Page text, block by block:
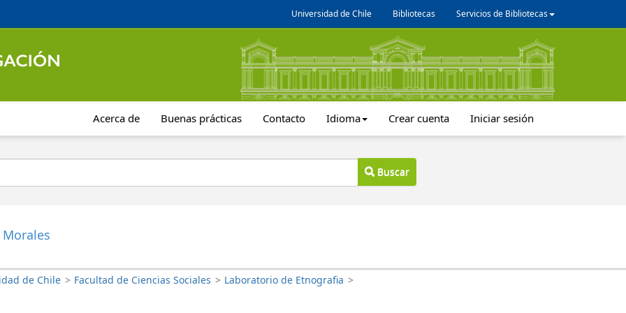
Universidad de Chile Bibliotecas Servicios de Bibliotecas
Acerca de Buenas prácticas Contacto Idioma Crear cuenta Iniciar sesión
Buscar
de Chile > Facultad de Ciencias Sociales > Laboratorio de Etnografia >